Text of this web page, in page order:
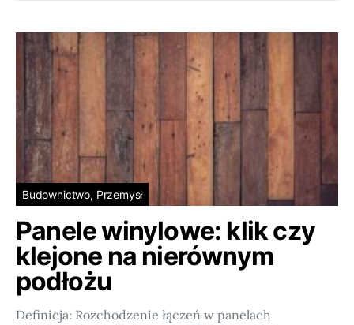
Budownictwo, Przemysł
Panele winylowe: klik czy
klejone na nierównym
podłożu
Definicja: Rozchodzenie łączeń w panelach